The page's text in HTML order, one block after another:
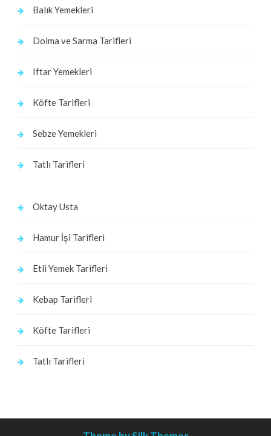
Balık Yemekleri
Dolma ve Sarma Tarifleri
Iftar Yemekleri
Köfte Tarifleri
Sebze Yemekleri
Tatlı Tarifleri
Oktay Usta
Hamur İşi Tarifleri
Etli Yemek Tarifleri
Kebap Tarifleri
Köfte Tarifleri
Tatlı Tarifleri